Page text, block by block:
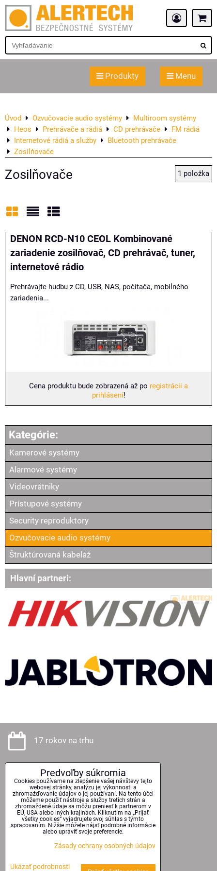
Produkty Menu
Úvod Ozvučovacie audio systémy
Multiroom systémy
Heos
Prehrávače a rádiá CD prehrávače
FM rádiá
Internetové rádiá a služby
Bluetooth prehrávače
Zosilňovače
Zosilňovače 1 položka
Mriežka
DENON RCD-N10 CEOL Kombinované
zariadenie zosilňovač, CD prehrávač, tuner,
internetové rádio
Prehrávajte hudbu z CD, USB, NAS, počítača, mobilného
zariadenia...
Cena produktu bude zobrazená až po registrácii a
prihlásení!
Kamerové systémy
Alarmové systémy
Videovrátniky
Prístupové systémy
Security reproduktory
Ozvučovacie audio systémy
Štruktúrovaná kabeláž
Hlavní partneri:
17 rokov na trhu
Odborné poradenstvo
Kvalitné technológie
Serióznosť a spoľahlivosť
Predvoľby súkromia
Cookies používame na zlepšenie vašej návštevy tejto
webovej stránky, analýzu jej výkonnosti a
zhromažďovanie údajov o jej používaní. Na tento účel
môžeme použiť nástroje a služby tretích strán a
zhromaždené údaje sa môžu preniesť k partnerom v
EÚ, USA alebo iných krajinách. Kliknutím na „Prijať
všetky cookies“ vyjadrujete svoj súhlas s týmto
spracovaním. Nižšie môžete nájsť podrobné informácie
alebo upraviť svoje preferencie.
Zásady ochrany osobných údajov
Ukázať podrobnosti